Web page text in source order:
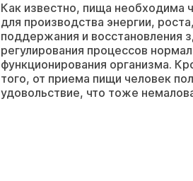
Как известно, пища необходима
для производства энергии, роста,
поддержания и восстановления
регулирования процессов
функционирования организма.
того, от приема пищи человек
удовольствие, что тоже